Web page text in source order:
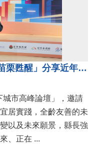
苗栗縣長鍾東錦受邀演講 「苗栗甦醒」分享近年轉變
市高峰論壇」，邀請
居實踐，全齡友善的未
以及未來願景，縣長強